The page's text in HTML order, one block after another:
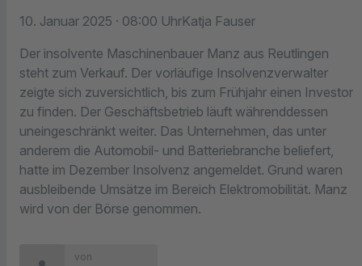
10. Januar 2025 · 08:00 UhrKatja Fauser
Der insolvente Maschinenbauer Manz aus Reutlingen
steht zum Verkauf. Der vorläufige Insolvenzverwalter
zeigte sich zuversichtlich, bis zum Frühjahr einen Investor
zu finden. Der Geschäftsbetrieb läuft währenddessen
uneingeschränkt weiter. Das Unternehmen, das unter
anderem die Automobil- und Batteriebranche beliefert,
hatte im Dezember Insolvenz angemeldet. Grund waren
ausbleibende Umsätze im Bereich Elektromobilität. Manz
wird von der Börse genommen.
von